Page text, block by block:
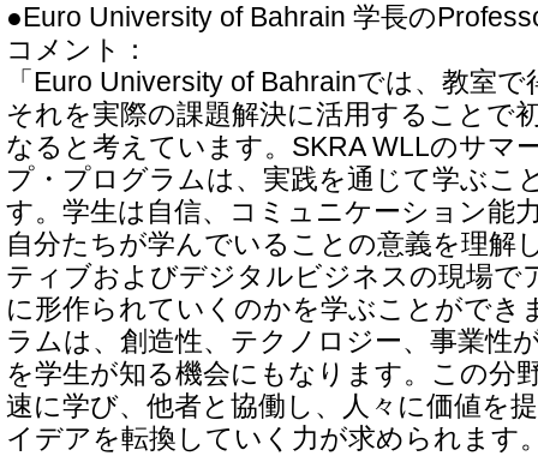
●Euro University of Bahrain 学長の
コメント：
「Euro University of Bahrainでは、教室
それを実際の課題解決に活用することで
なると考えています。SKRA WLLのサマ
プ・プログラムは、実践を通じて学ぶこ
す。学生は自信、コミュニケーション能
自分たちが学んでいることの意義を理解
ティブおよびデジタルビジネスの現場で
に形作られていくのかを学ぶことができ
ラムは、創造性、テクノロジー、事業性
を学生が知る機会にもなります。この分
速に学び、他者と協働し、人々に価値を
イデアを転換していく力が求められます